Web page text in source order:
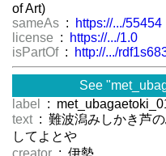
of Art)
sameAs :
https://.../55454
license :
https://.../1.0
isPartOf : http://.../
See
label
:
text : 難波潟みしかき芦
してよとや
creator : 伊勢